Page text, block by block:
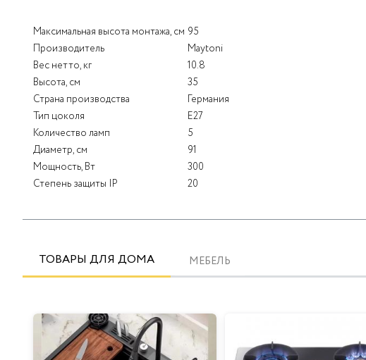
Максимальная высота монтажа, см 95
Производитель
Maytoni
Вес нетто, кг
10.8
Высота, см
35
Страна производства
Германия
Тип цоколя
E27
Количество ламп
5
Диаметр, см
91
Мощность, Вт
300
Степень защиты IP
20
ТОВАРЫ ДЛЯ ДОМА МЕБЕЛЬ